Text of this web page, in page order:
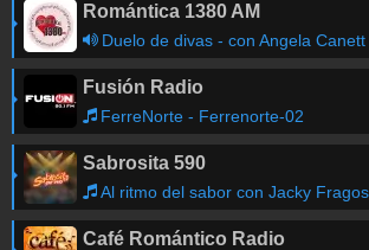
Romántica 1380 AM
Duelo de divas - con Angela Canett
Fusión Radio
FerreNorte - Ferrenorte-02
Sabrosita 590
Al ritmo del sabor con Jacky
Café Romántico Radio